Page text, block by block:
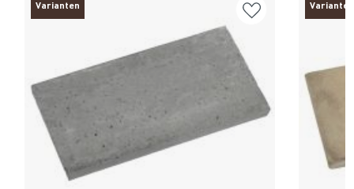
Varianten Varianten